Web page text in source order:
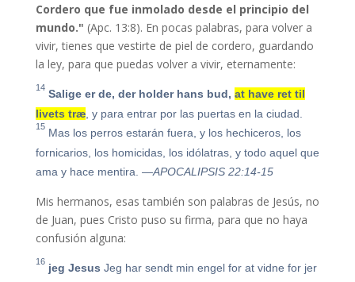
Cordero que fue inmolado desde el principio del
mundo." (Apc. 13:8). En pocas palabras, para volver a
vivir, tienes que vestirte de piel de cordero, guardando
la ley, para que puedas volver a vivir, eternamente:
14 Salige er de, der holder hans bud, at have ret til
livets træ, y para entrar por las puertas en la ciudad.
15Mas los perros estarán fuera, y los hechiceros, los
fornicarios, los homicidas, los idólatras, y todo aquel que
ama y hace mentira. —APOCALIPSIS 22:14-15
Mis hermanos, esas también son palabras de Jesús, no
de Juan, pues Cristo puso su firma, para que no haya
confusión alguna:
16 jeg Jesus Jeg har sendt min engel for at vidne for jer